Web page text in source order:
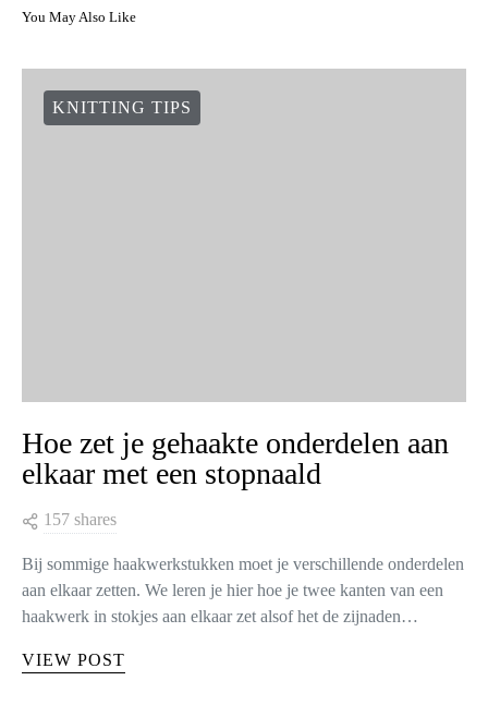
You May Also Like
KNITTING TIPS
Hoe zet je gehaakte onderdelen aan
elkaar met een stopnaald
157 shares
Bij sommige haakwerkstukken moet je verschillende onderdelen
aan elkaar zetten. We leren je hier hoe je twee kanten van een
haakwerk in stokjes aan elkaar zet alsof het de zijnaden…
VIEW POST